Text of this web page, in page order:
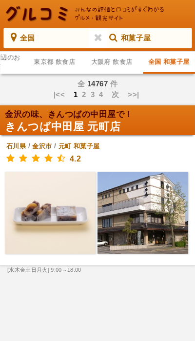
全国 和菓子屋
のお
東京都 飲食店 大阪府 飲食店 全国 和菓子屋
全 14767 件
|<< 12 3 4 次 >>|
金沢の味、きんつばの中田屋で！
きんつば中田屋 元町店
石川県/金沢市 / 元町 和菓子屋
4.2
[水木金土日月火] 9:00～18:00